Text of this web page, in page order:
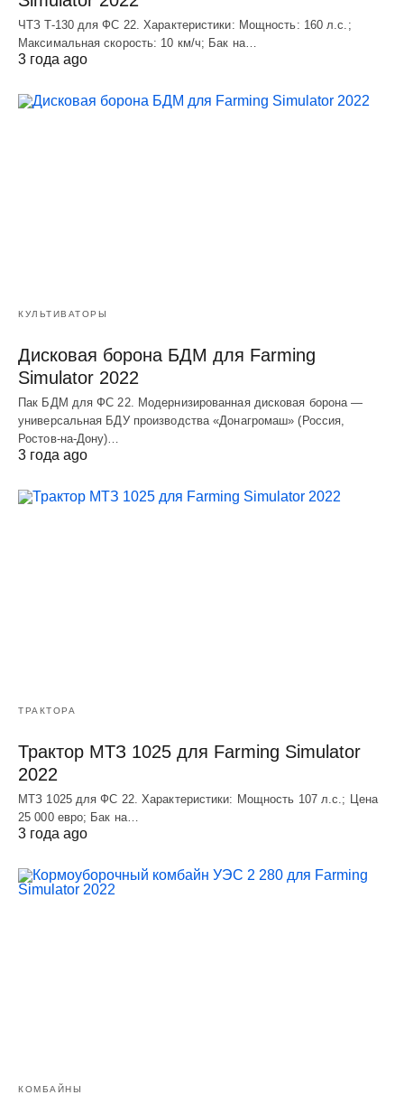
ЧТЗ T-130 для ФС 22. Характеристики: Мощноcть: 160 л.c.;
Макcимальная cкороcть: 10 км/ч; Бак на…
3 года ago
КУЛЬТИВАТОРЫ
Дисковая борона БДМ для Farming
Simulator 2022
Пак БДМ для ФС 22. Модернизированная дисковая борона —
универсальная БДУ производства «Донагромаш» (Россия,
Ростов-на-Дону)…
3 года ago
ТРАКТОРА
Трактор МТЗ 1025 для Farming Simulator
2022
МТЗ 1025 для ФС 22. Характеристики: Мощность 107 л.c.; Цена
25 000 евро; Бак на…
3 года ago
КОМБАЙНЫ